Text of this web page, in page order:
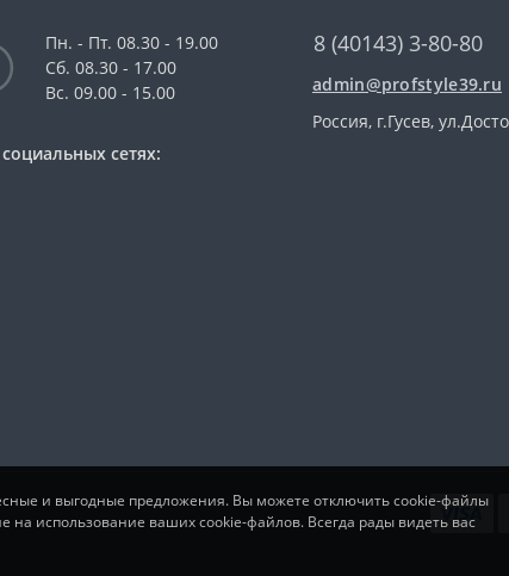
Пн. - Пт. 08.30 - 19.00
Сб. 08.30 - 17.00
Вс. 09.00 - 15.00
сетях:
8 (40143) 3-80-80
admin@profstyle39.ru
Россия, г.Гусев,
и выгодные предложения. Вы можете отключить cookie-файлы
на использование ваших cookie-файлов. Всегда рады видеть вас